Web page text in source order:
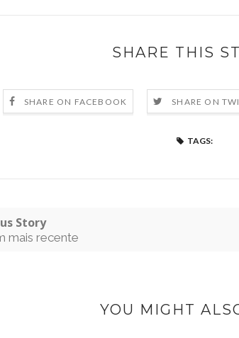
SHARE THIS
SHARE ON FACEBOOK SHARE ON
TAGS:
Story
mais recente
YOU MIGHT